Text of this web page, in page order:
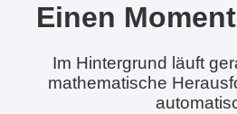
Einen
Im Hintergrund läuft
mathematische